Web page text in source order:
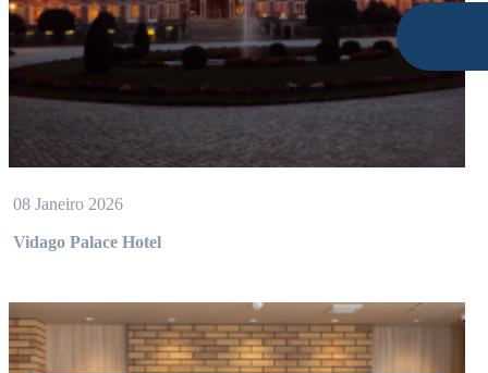
08 Janeiro 2026
Vidago Palace Hotel